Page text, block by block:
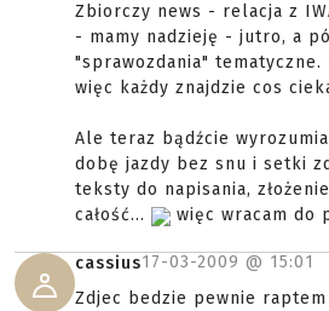
Zbiorczy news - relacja z
- mamy nadzieję - jutro, a
"sprawozdania"
więc każdy znajdzie cos
Ale teraz bądźcie
dobę jazdy bez snu i setki
teksty do napisania,
całość...
więc wracam do
cassius17-03-2009 @ 15:01
Zdjec bedzie pewnie raptem